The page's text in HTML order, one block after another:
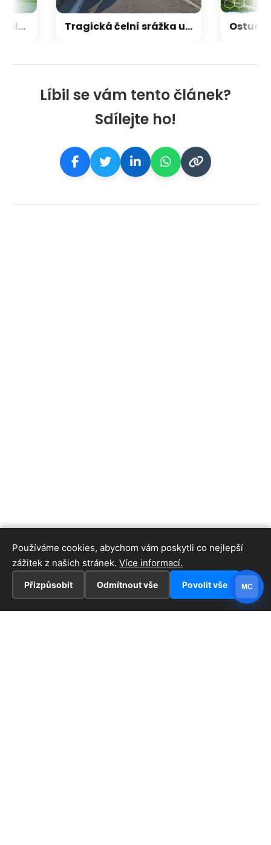
Líbil se vám tento článek?
Sdílejte ho!
Druhá největší přestřelka ve fotbalové lize. Plzni v Teplicích na výhru nestačilo ani pět gólů Tragická čelní srážka u Pohořelic si vyžádala dva životy. Čtyři lidé utrpěli těžká zranění
Používáme cookies, abychom vám poskytli co nejlepší
zážitek z našich stránek. Více informací.
Přizpůsobit Odmítnout vše Povolit vše MC